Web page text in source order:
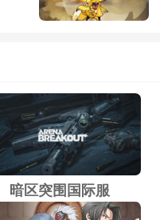
暗区突围国际服